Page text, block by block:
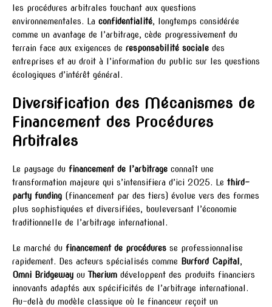
les procédures arbitrales touchant aux questions
environnementales. La confidentialité, longtemps considérée
comme un avantage de l’arbitrage, cède progressivement du
terrain face aux exigences de responsabilité sociale des
entreprises et au droit à l’information du public sur les questions
écologiques d’intérêt général.
Diversification des Mécanismes de
Financement des Procédures
Arbitrales
Le paysage du financement de l’arbitrage connaît une
transformation majeure qui s’intensifiera d’ici 2025. Le third-
party funding (financement par des tiers) évolue vers des formes
plus sophistiquées et diversifiées, bouleversant l’économie
traditionnelle de l’arbitrage international.
Le marché du financement de procédures se professionnalise
rapidement. Des acteurs spécialisés comme Burford Capital ,
Omni Bridgeway ouTherium développent des produits financiers
innovants adaptés aux spécificités de l’arbitrage international.
Au-delà du modèle classique où le financeur reçoit un